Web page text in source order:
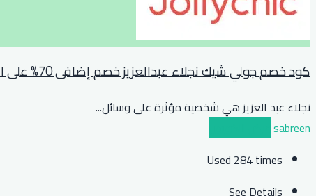
كود خصم جولي شيك نجلاء عبدالعزيز خصم إضافى 70% على الاحذية والحقائب
نجلاء عبد العزيز هي شخصية مؤثرة على وسائل...
sabreen
Used 284 times